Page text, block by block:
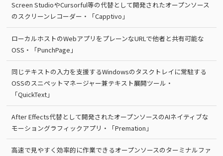
Screen StudioやCursorful等の代替として開発されたオープンソース
のスクリーンレコーダー・「Capptivo」
ローカルホストのWebアプリをプレーンなURLで他者と共有可能な
OSS・「PunchPage」
同じテキストの入力を支援するWindowsのタスクトレイに常駐する
OSSのスニペットマネージャー兼テキスト展開ツール・
「QuickText」
After Effects代替として開発されたオープンソースのAIネイティブな
モーショングラフィックアプリ・「Premation」
高速で見やすく効率的に作業できるオープンソースのターミナルファ